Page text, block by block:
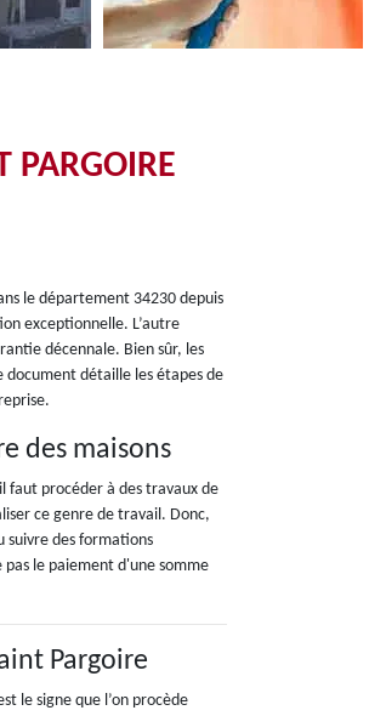
PARGOIRE
le département 34230 depuis
exceptionnelle. L’autre
décennale. Bien sûr, les
document détaille les étapes de
des maisons
faut procéder à des travaux de
ce genre de travail. Donc,
suivre des formations
le paiement d'une somme
Pargoire
le signe que l’on procède